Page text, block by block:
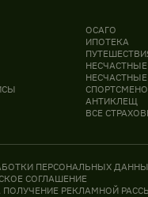
ОСАГО
ИПОТЕКА
АНТИКЛЕЩ
ВСЕ
ПЕРСОНАЛЬНЫХ
СОГЛАШЕНИЕ
ПОЛУЧЕНИЕ РЕКЛАМНОЙ